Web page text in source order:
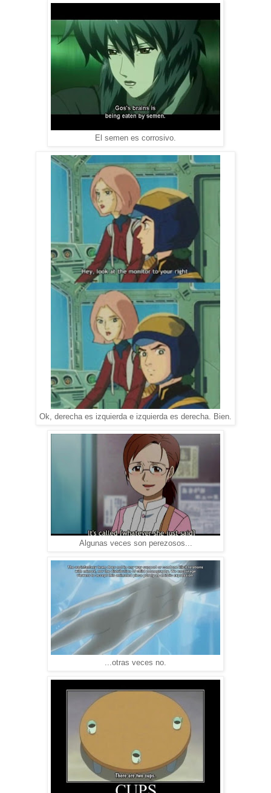
El semen es corrosivo.
Ok, derecha es izquierda e izquierda es derecha. Bien.
Algunas veces son perezosos...
...otras veces no.